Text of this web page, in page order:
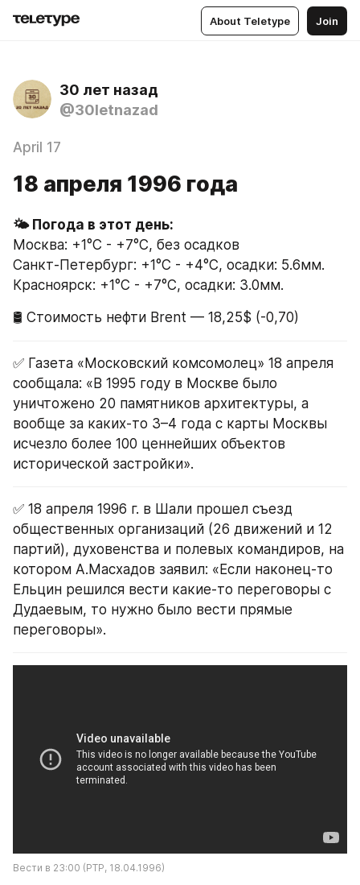
About Teletype Join
30 лет назад
@30letnazad
April 17
18 апреля 1996 года
Москва: +1°C - +7°C, без осадков
Санкт-Петербург: +1°C - +4°C, осадки: 5.6мм.
Красноярск: +1°C - +7°C, осадки: 3.0мм.
🛢 Стоимость нефти Brent — 18,25$ (-0,70)
✅ Газета «Московский комсомолец» 18 апреля
сообщала: «В 1995 году в Москве было
уничтожено 20 памятников архитектуры, а
вообще за каких-то 3–4 года с карты Москвы
исчезло более 100 ценнейших объектов
исторической застройки».
✅ 18 апреля 1996 г. в Шали прошел съезд
общественных организаций (26 движений и 12
партий), духовенства и полевых командиров, на
котором А.Масхадов заявил: «Если наконец-то
Ельцин решился вести какие-то переговоры с
Дудаевым, то нужно было вести прямые
переговоры».
Вести в 23:00 (РТР, 18.04.1996)